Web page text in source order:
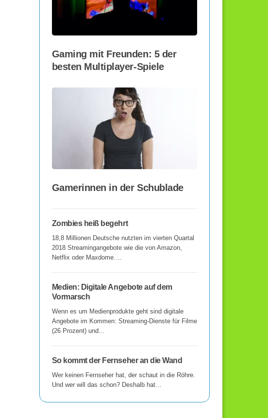
Gaming mit Freunden: 5 der
besten Multiplayer-Spiele
Gamerinnen in der Schublade
Zombies heiß begehrt
18,8 Millionen Deutsche nutzten im vierten Quartal
2018 Streamingangebote wie die von Amazon,
Netflix oder Maxdome….
Medien: Digitale Angebote auf dem
Vormarsch
Wenn es um Medienprodukte geht sind digitale
Angebote im Kommen: Streaming-Dienste für Filme
(26 Prozent) und…
So kommt der Fernseher an die Wand
Wer keinen Fernseher hat, der schaut in die Röhre.
Und wer will das schon? Deshalb hat…